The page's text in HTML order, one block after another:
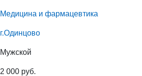
Медицина и фармацевтика
г.Одинцово
Мужской
2 000 руб.